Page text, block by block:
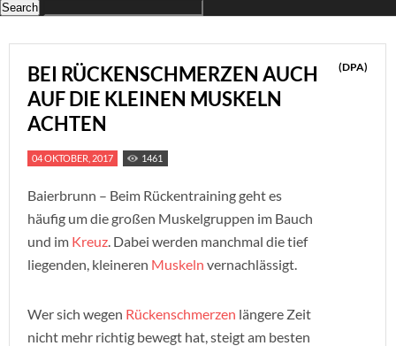
BEI RÜCKENSCHMERZEN AUCH
AUF DIE KLEINEN MUSKELN
ACHTEN
(DPA)
04 OKTOBER, 2017 1461
Baierbrunn – Beim Rückentraining geht es
häufig um die großen Muskelgruppen im Bauch
und im Kreuz. Dabei werden manchmal die tief
liegenden, kleineren Muskeln vernachlässigt.
Wer sich wegen Rückenschmerzen längere Zeit
nicht mehr richtig bewegt hat, steigt am besten